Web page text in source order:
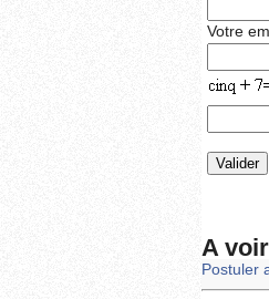
Votre
A
Postuler